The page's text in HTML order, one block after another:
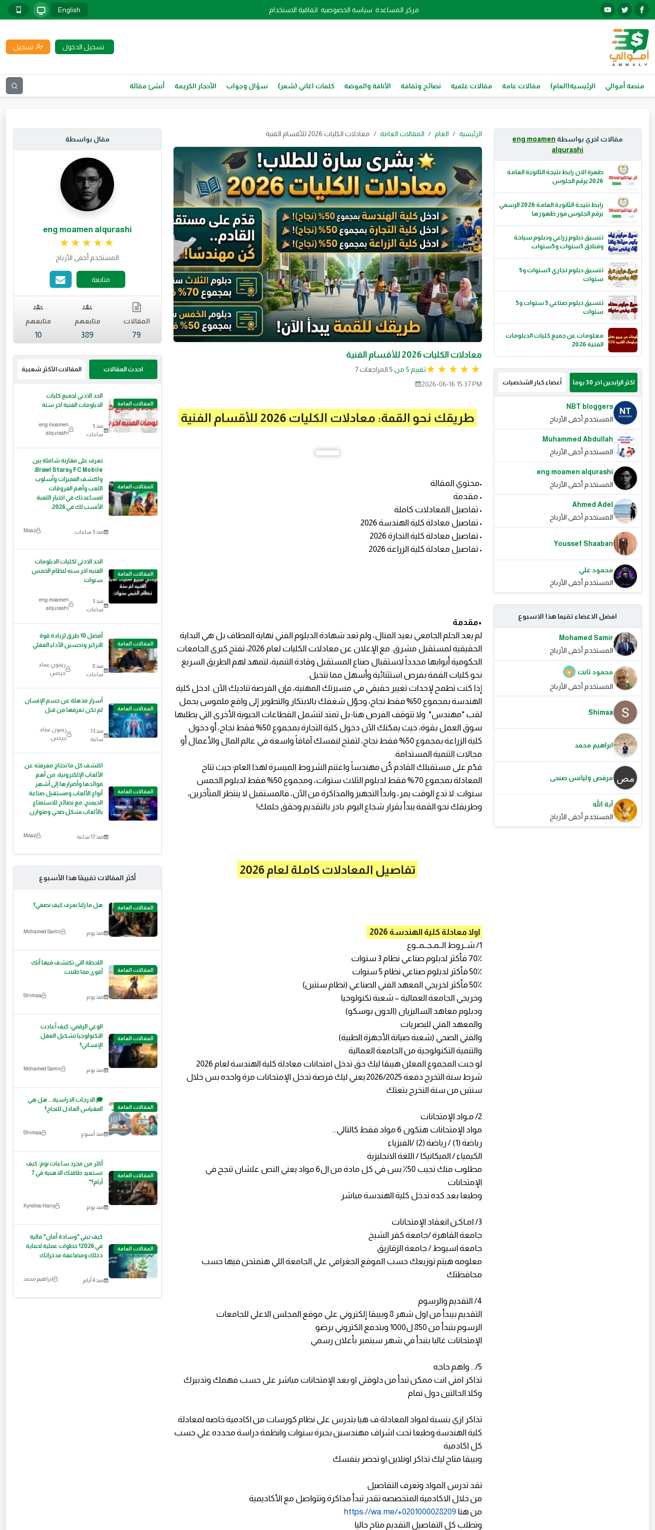
مركز المساعدة سياسة الخصوصية اتفاقية الاستخدام English
تسجيل الدخول تسجيل
منصة أموالي الرئيسية(العام) مقالات عامة مقالات علمية نصائح وثقافة الأناقة والموضة كلمات اغاني (شعر) سؤال وجواب الأحجار الكريمة أنشئ مقالة
مقالات اخري بواسطة eng moamen
alqurashi
ظهرة الان رابط نتيجة الثانوية العامة
2026 برقم الجلوس
رابط نتيجة الثانوية العامة 2026 الرسمي
برقم الجلوس فور ظهورها
تنسيق دبلوم زراعي ودبلوم سياحة
وفنادق 3سنوات و5سنوات
تنسيق دبلوم تجاري 3سنوات و5
سنوات
تنسيق دبلوم صناعي 3 سنوات و5
سنوات
معلومات عن جميع كليات الدبلومات
الفنية 2026
اكثر الرابحين اخر 30 يوما أعضاء كبار الشخصيات
NBT bloggers
المستخدم أخفى الأرباح
Muhammed Abdullah
المستخدم أخفى الأرباح
eng moamen alqurashi
المستخدم أخفى الأرباح
Ahmed Adel
المستخدم أخفى الأرباح
Youssef Shaaban
محمود علي
المستخدم أخفى الأرباح
افضل الاعضاء تقيما هذا الاسبوع
Mohamed Samir
المستخدم أخفى الأرباح
محمود ثابت
المستخدم أخفى الأرباح
Shimaa
ابراهيم محمد
مرقص وليانس صبحى
آية الله
المستخدم أخفى الأرباح
الرئيسية العام المقالات العامة معادلات الكليات 2026 للأقسام الفنية
معادلات الكليات 2026 للأقسام الفنية
تقييم 5 من 5.
7 المراجعات
2026-06-16 15:37 PM
طريقك نحو القمة: معادلات الكليات 2026 للأقسام الفنية
•محتوي المقالة
• مقدمة
• تفاصيل المعادلات كاملة
• تفاصيل معادلة كلية الهندسة 2026
• تفاصيل معادلة كلية التجارة 2026
• تفاصيل معادلة كلية الزراعة 2026
•مقدمة
لم يعد الحلم الجامعي بعيد المنال، ولم تعد شهادة الدبلوم الفني نهاية المطاف بل هي البداية
الحقيقية لمستقبل مشرق. مع الإعلان عن معادلات الكليات لعام 2026، تفتح كبرى الجامعات
الحكومية أبوابها مجدداً لاستقبال صناع المستقبل وقادة التنمية، لتمهد لهم الطريق السريع
نحو كليات القمة بفرص استثنائية وأسهل مما تتخيل.
إذا كنت تطمح لإحداث تغيير حقيقي في مسيرتك المهنية، فإن الفرصة تناديك الآن. ادخل كلية
الهندسة بمجموع 50% فقط نجاح، وحوّل شغفك بالابتكار والتطوير إلى واقع ملموس يحمل
لقب "مهندس". ولا تتوقف الفرص هنا؛ بل تمتد لتشمل القطاعات الحيوية الأخرى التي يطلبها
سوق العمل بقوة، حيث يمكنك الآن دخول كلية التجارة بمجموع 50% فقط نجاح، أو دخول
كلية الزراعة بمجموع 50% فقط نجاح، لتفتح لنفسك آفاقاً واسعة في عالم المال والأعمال أو
مجالات التنمية المستدامة.
قدّم على مستقبلك القادم كُن مهندساً واغتنم الشروط الميسرة لهذا العام؛ حيث تتاح
المعادلة بمجموع 70% فقط لدبلوم الثلاث سنوات، ومجموع 50% فقط لدبلوم الخمس
سنوات. لا تدع الوقت يمر، وابدأ التجهيز والمذاكرة من الآن، فالمستقبل لا ينتظر المتأخرين،
وطريقك نحو القمة يبدأ بقرار شجاع اليوم. بادر بالتقديم وحقق حلمك!
تفاصيل المعادلات كاملة لعام 2026
اولا معادلة كلية الهندسة 2026
1/ شــروط الــمـجــمــوع
70٪ فأكثر لدبلوم صناعي نظام 3 سنوات
50٪ فأكثر لدبلوم صناعي نظام 5 سنوات
50٪ فأكثر لخريجي المعهد الفني الصناعي (نظام سنتين)
وخريجي الجامعة العمالية – شعبة تكنولوجيا
ودبلوم معاهد الساليزيان (الدون بوسكو)
والمعهد الفني للبصريات
والفني الصحي (شعبة صيانة الأجهزة الطبية)
والتنمية التكنولوجية من الجامعة العمالية
لو جبت المجموع المعلن هيبقا ليك حق تدخل امتحانات معادلة كلية الهندسة لعام 2026
شرط سنة التخرج دفعة 2026/2025 يعني ليك فرصة تدخل الإمتحانات مرة واحده بس خلال
سنتين من سنة التخرج بتعتك
2/ مـواد الإمتحانات
مواد الإمتحانات هتكون 6 مواد فقط كالتالي...
رياضة (1) / رياضة (2) /الفيزياء
الكيمياء / الميكانيكا / اللغة الانجليزية
مطلوب منك تجيب 50٪ بس في كل مادة من ال6 مواد يعني النص علشان تنجح في
الإمتحانات
وطبعا بعد كده تدخل كلية الهندسة مباشر
3/ امـاكـن انعقاد الإمتحانات
جامعة القاهرة /جامعة كفر الشيخ
جامعة اسيوط / جامعة الزقازيق
معلومه هيتم توزيعك حسب الموقع الجغرافي علي الجامعة اللي هتمتحن فيها حسب
محافظتك
4/ التقديم والرسوم
التقديم بيبدأ من اول شهر 8 وبيبقا إلكتروني علي موقع المجلس الاعلي للجامعات
الرسوم بتبدأ من 850 ل1000 وبتدفع الكتروني برضو
الإمتحانات غالبا بتبدأ في شهر سبتمبر بأعلان رسمي
5/... واهم حاجه
تذاكر امتي انت ممكن تبدأ من دلوقتي او بعد الإمتحانات مباشر على حسب فهمك وتدبيرك
وكلا الحالتين دول تمام
تذاكر ازي بنسبة لمواد المعادلة ف هيا بتدرس على نظام كورسات من اكادمية خاصه لمعادلة
كلية الهندسة وطبعا تحت اشراف مهندسين بخبرة سنوات وانظمة دراسة محدده علي حسب
كل اكادمية
وبيبقا متاح ليك تذاكر اونلاين او تحضر بنفسك
تقد تدرس المواد وتعرف التفاصيل
من خلال الاكادمية المتخصصه تقدر تبدأ مذاكرة وتتواصل مع الأكاديمية
من هناhttps://wa.me/+0201000028209
وتطلب كل التفاصيل التقديم متاح حاليا
مقال بواسطة
eng moamen alqurashi
تقييم 4.97 من 5.
المستخدم أخفى الأرباح
متابعة
المقالات
79
متابعهم
389
متابعهم
10
احدث المقالات المقالات الأكثر شعبية
المقالات العامة
الحد الادني لجميع كليات
الدبلومات الفنية اخر سنة
منذ 5
ساعات
eng moamen
alqurashi
المقالات العامة
تعرف على مقارنة شاملة بين
FC Mobile وBrawl Stars،
واكتشف المميزات وأسلوب
اللعب وأهم الفروقات
لمساعدتك في اختيار اللعبة
الأنسب لك في 2026.
منذ 5 ساعات Moaz
المقالات العامة
الحد الادني لكليات الدبلومات
الفنيه اخر سنه لنظام الخمس
سنوات
منذ 5
ساعات
eng moamen
alqurashi
المقالات العامة
أفضل 10 طرق لزيادة قوة
التركيز وتحسين الأداء العقلي
منذ 8
ساعات
ريمون عماد
جرجس
المقالات العامة
أسرار مذهلة عن جسم الإنسان
لم تكن تعرفها من قبل
منذ 13
ساعة
ريمون عماد
جرجس
المقالات العامة
اكتشف كل ما تحتاج معرفته عن
الألعاب الإلكترونية، من أهم
فوائدها وأضرارها إلى أشهر
أنواع الألعاب ومستقبل صناعة
الجيمنج، مع نصائح للاستمتاع
بالألعاب بشكل صحي ومتوازن.
منذ 17 ساعة Moaz
أكثر المقالات تقييمًا هذا الأسبوع
المقالات العامة هل ما زلنا نعرف كيف نصغي؟
منذ يوم Mohamed Samir
المقالات العامة
اللحظة التي تكتشف فيها أنك
أقوى مما ظننت
منذ يوم Shimaa
المقالات العامة
الوعي الرقمي: كيف أعادت
التكنولوجيا تشكيل العقل
الإنساني؟
منذ يوم Mohamed Samir
المقالات العامة
🎓 الدرجات الدراسية... هل هي
المقياس العادل للنجاح؟
منذ أسبوع Shimaa
المقالات العامة
أكثر من مجرد ساعات نوم: كيف
تستعيد طاقتك الذهنية في 7
أيام؟"
منذ يوم Kyrellos Hany
المقالات العامة
كيف تبني "وسادة أمان" مالية
في 2026؟ خطوات عملية لحماية
دخلك ومضاعفة مدخراتك
منذ 4 أيام ابراهيم محمد